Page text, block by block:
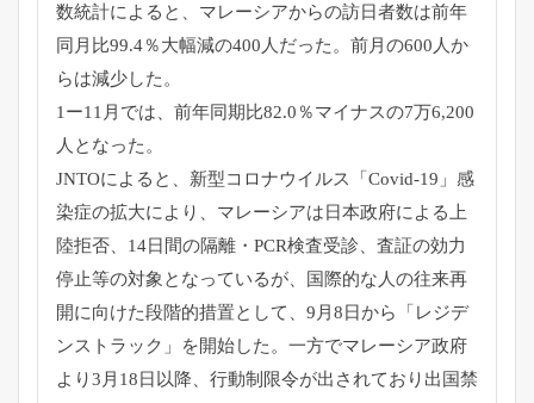
数統計によると、 マレーシアからの訪日者数は前年
同月比99.4％大幅減の400人だった。前月の600人か
らは減少した。
1ー11月では、前年同期比82.0％マイナスの7万6,200
人となった。
JNTOによると、新型コロナウイルス「Covid-19」 感
染症の拡大により、マレーシアは日本政府による上
陸拒否、 14日間の隔離・PCR検査受診、 査証の効力
停止等の対象となっているが、
国際的な人の往来再
開に向けた段階的措置として、9月8日から「 レジデ
ンストラック」を開始した。 一方でマレーシア政府
より3月18日以降、 行動制限令が出されており出国禁